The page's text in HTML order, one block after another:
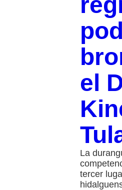
el
La
tercer